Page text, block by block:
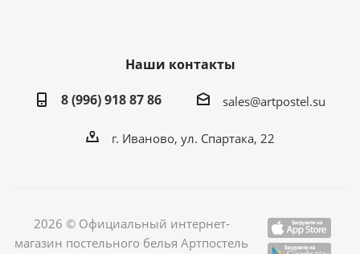
Наши контакты
8 (996) 918 87 86
sales@artpostel.su
г. Иваново, ул. Спартака, 22
2026 © Официальный интернет-
магазин постельного белья Артпостель